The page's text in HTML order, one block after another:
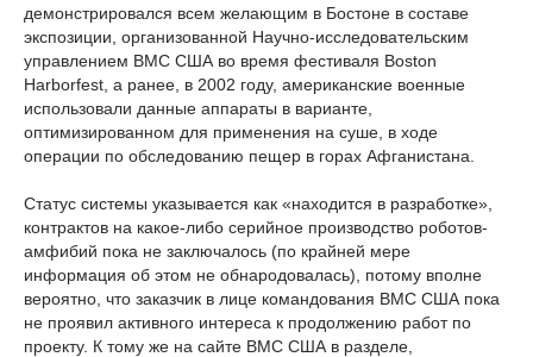
демонстрировался всем желающим в Бостоне в составе
экспозиции, организованной Научно-исследовательским
управлением ВМС США во время фестиваля Boston
Harborfest, а ранее, в 2002 году, американские военные
использовали данные аппараты в варианте,
оптимизированном для применения на суше, в ходе
операции по обследованию пещер в горах Афганистана.
Статус системы указывается как «находится в разработке»,
контрактов на какое-либо серийное производство роботов-
амфибий пока не заключалось (по крайней мере
информация об этом не обнародовалась), потому вполне
вероятно, что заказчик в лице командования ВМС США пока
не проявил активного интереса к продолжению работ по
проекту. К тому же на сайте ВМС США в разделе,